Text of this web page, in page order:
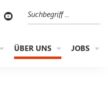
Suche
ÜBER UNS JOBS